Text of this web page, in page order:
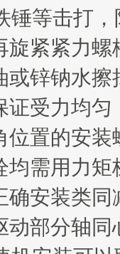
锤等击打
旋紧紧力
或锌钠水
证受力均
位置的安
均需用力
确安装类
动部分轴